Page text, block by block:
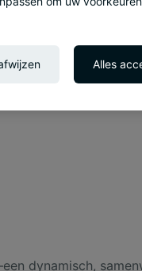
dynamisch,
Alles